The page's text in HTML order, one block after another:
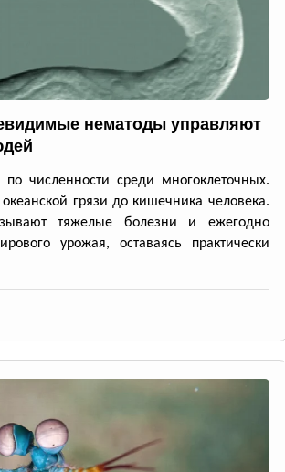
нематоды управляют
численности среди многоклеточных.
грязи до кишечника человека.
тяжелые болезни и ежегодно
урожая, оставаясь практически